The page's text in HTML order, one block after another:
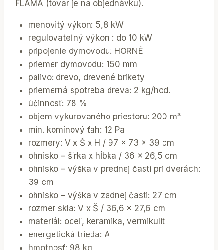
FLAMA (tovar je na objednávku).
menovitý výkon: 5,8 kW
regulovateľný výkon : do 10 kW
pripojenie dymovodu: HORNÉ
priemer dymovodu: 150 mm
palivo: drevo, drevené brikety
priemerná spotreba dreva: 2 kg/hod.
účinnosť: 78 %
objem vykurovaného priestoru: 200 m³
min. komínový ťah: 12 Pa
rozmery: V x Š x H / 97 x 73 x 39 cm
ohnisko – šírka x hĺbka / 36 x 26,5 cm
ohnisko – výška v prednej časti pri dverách:
39 cm
ohnisko – výška v zadnej časti: 27 cm
rozmer skla: V x Š / 36,6 x 27,6 cm
materiál: oceľ, keramika, vermikulit
energetická trieda: A
hmotnosť: 98 kg